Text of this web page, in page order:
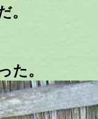
。
た。